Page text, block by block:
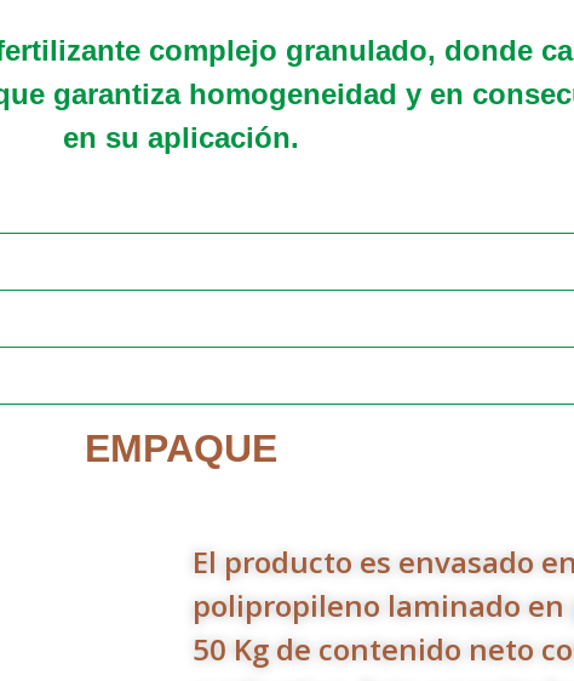
complejo granulado, donde
garantiza homogeneidad y en
en su aplicación.
EMPAQUE
El producto es envasado
polipropileno laminado en
50 Kg de contenido neto